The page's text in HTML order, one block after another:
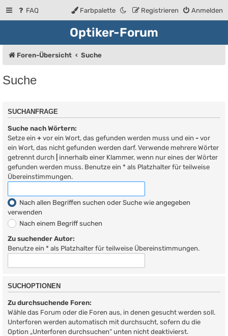
FAQ Anmelden
Registrieren
Farbpalette
Optiker-Forum
Foren-Übersicht Suche
Suche
SUCHANFRAGE
Suche nach Wörtern:
Setze ein + vor ein Wort, das gefunden werden muss und ein - vor
ein Wort, das nicht gefunden werden darf. Verwende mehrere Wörter
getrennt durch
innerhalb einer Klammer, wenn nur eines der Wörter
gefunden werden muss. Benutze ein * als Platzhalter für teilweise
Übereinstimmungen.
Nach allen Begriffen suchen oder Suche wie angegeben
verwenden
Nach einem Begriff suchen
Zu suchender Autor:
Benutze ein * als Platzhalter für teilweise Übereinstimmungen.
SUCHOPTIONEN
Zu durchsuchende Foren:
Wähle das Forum oder die Foren aus, in denen gesucht werden soll.
Unterforen werden automatisch mit durchsucht, sofern du die
Option „Unterforen durchsuchen“ unten nicht deaktivierst.